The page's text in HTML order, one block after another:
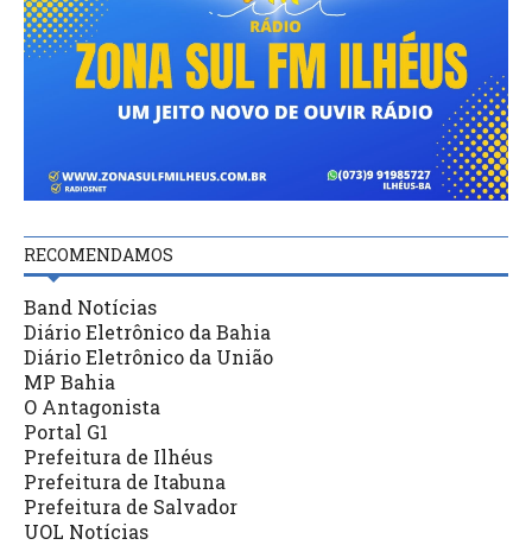
RECOMENDAMOS
Band Notícias
Diário Eletrônico da Bahia
Diário Eletrônico da União
MP Bahia
O Antagonista
Portal G1
Prefeitura de Ilhéus
Prefeitura de Itabuna
Prefeitura de Salvador
UOL Notícias